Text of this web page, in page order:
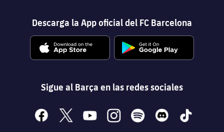
Descarga la App oficial del FC Barcelona
Sigue al Barça en las redes sociales
facebook
x youtubeinstagramspotify discord tiktok